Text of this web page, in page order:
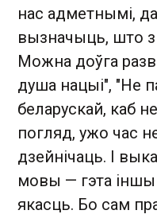
нас адметнымі,
вызначыць, што
Можна доўга
душа нацыі", "Не
беларускай, каб
погляд, ужо час
дзейнічаць. І
мовы — гэта
якасць. Бо сам